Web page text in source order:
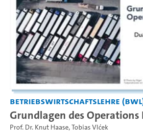
Betriebswirtschaftslehre
Grundlagen des Operations
Prof. Dr. Knut Haase,Tobias Vlćek